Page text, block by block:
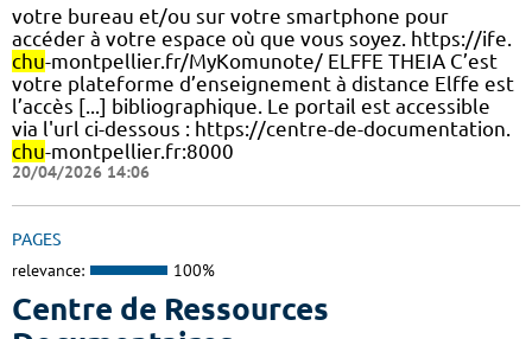
votre bureau et/ou sur votre smartphone pour
accéder à votre espace où que vous soyez. https://ife.
chu-montpellier.fr/MyKomunote/ ELFFE THEIA C’est
votre plateforme d’enseignement à distance Elffe est
l’accès [...] bibliographique. Le portail est accessible
via l'url ci-dessous : https://centre-de-documentation.
chu-montpellier.fr:8000
20/04/2026 14:06
PAGES
relevance: 100%
Centre de Ressources